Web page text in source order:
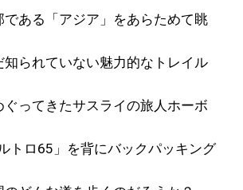
である「アジア」をあらためて眺
知られていない魅力的なトレイル
ってきたサスライの旅人ホーボ
トロ65」を背にバックパッキング